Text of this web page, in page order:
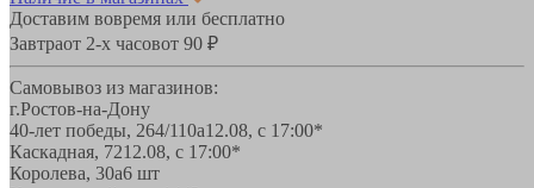
Доставим вовремя или бесплатно
Завтраот 2-х часовот 90 ₽
Самовывоз из магазинов:
г.Ростов-на-Дону
40-лет победы, 264/110а12.08, с 17:00*
Каскадная, 7212.08, с 17:00*
Королева, 30а6 шт